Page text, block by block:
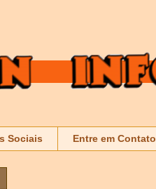
Sociais Entre em Contato